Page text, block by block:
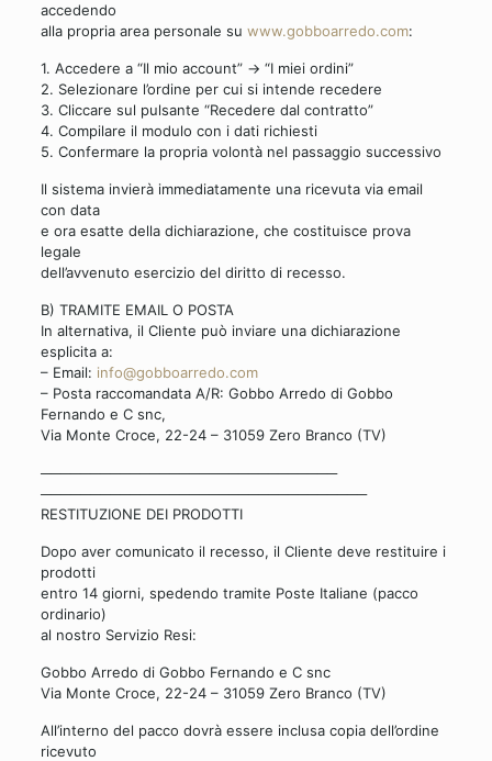
accedendo
alla propria area personale su www.gobboarredo.com:
1. Accedere a “Il mio account” → “I miei ordini”
2. Selezionare l’ordine per cui si intende recedere
3. Cliccare sul pulsante “Recedere dal contratto”
4. Compilare il modulo con i dati richiesti
5. Confermare la propria volontà nel passaggio successivo
Il sistema invierà immediatamente una ricevuta via email
con data
e ora esatte della dichiarazione, che costituisce prova
legale
dell’avvenuto esercizio del diritto di recesso.
B) TRAMITE EMAIL O POSTA
In alternativa, il Cliente può inviare una dichiarazione
esplicita a:
– Email: info@gobboarredo.com
– Posta raccomandata A/R: Gobbo Arredo di Gobbo
Fernando e C snc,
Via Monte Croce, 22-24 – 31059 Zero Branco (TV)
──────────────────────────────
─────────────────────────────────
RESTITUZIONE DEI PRODOTTI
Dopo aver comunicato il recesso, il Cliente deve restituire i
prodotti
entro 14 giorni, spedendo tramite Poste Italiane (pacco
ordinario)
al nostro Servizio Resi:
Gobbo Arredo di Gobbo Fernando e C snc
Via Monte Croce, 22-24 – 31059 Zero Branco (TV)
All’interno del pacco dovrà essere inclusa copia dell’ordine
ricevuto